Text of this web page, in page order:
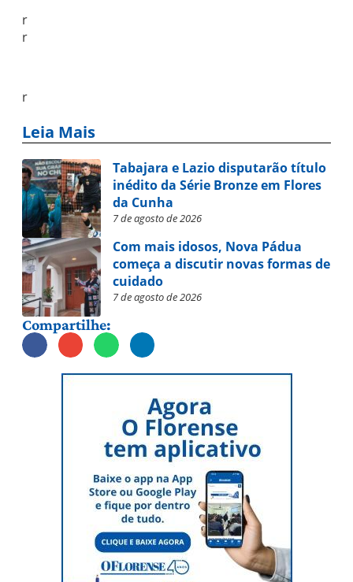
r
r
r
Leia Mais
Tabajara e Lazio disputarão título
inédito da Série Bronze em Flores
da Cunha
7 de agosto de 2026
Com mais idosos, Nova Pádua
começa a discutir novas formas de
cuidado
7 de agosto de 2026
Compartilhe: